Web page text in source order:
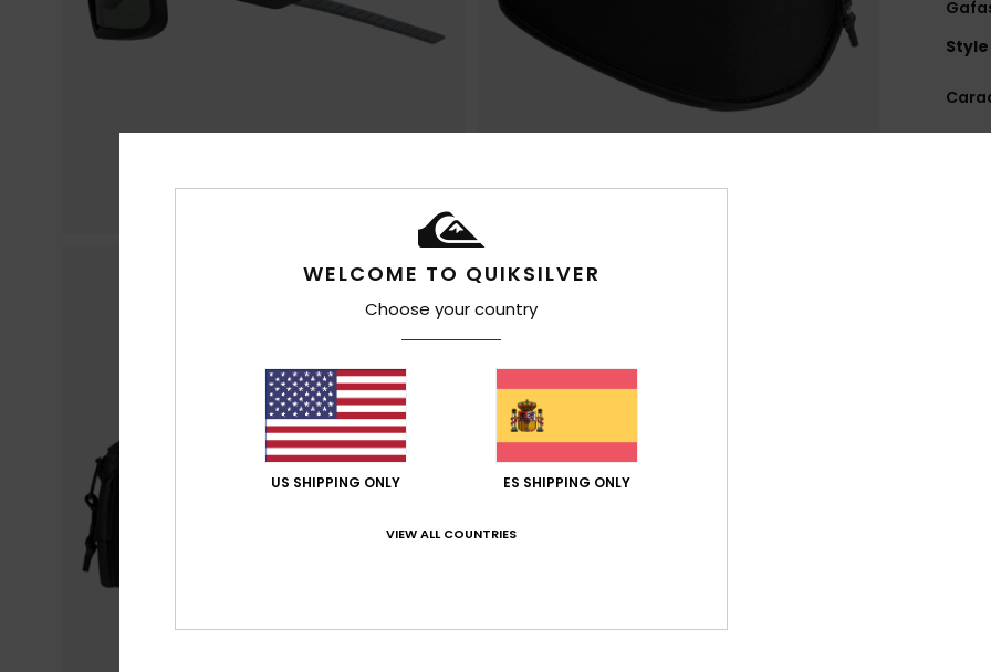
Style
WELCOME TO QUIKSILVER
Choose your country
US SHIPPING ONLY ES SHIPPING ONLY
VIEW ALL COUNTRIES